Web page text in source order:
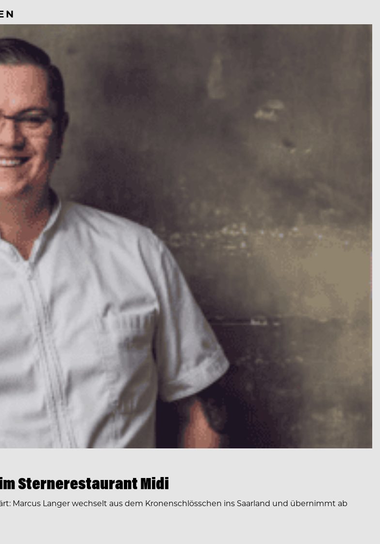
Sternerestaurant Midi
Marcus Langer wechselt aus dem Kronenschlösschen ins Saarland und übernimmt ab